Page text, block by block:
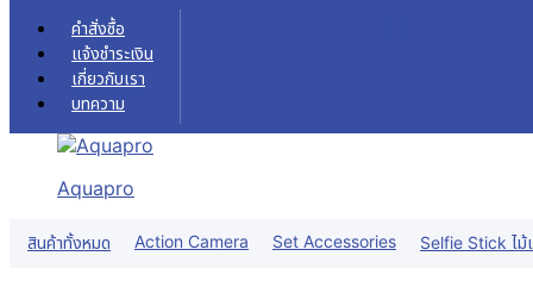
Skip to content
คำสั่งซื้อ
แจ้งชำระเงิน
เกี่ยวกับเรา
บทความ
Aquapro
สินค้าทั้งหมด Action Camera Set Accessories Selfie Stick ไม้